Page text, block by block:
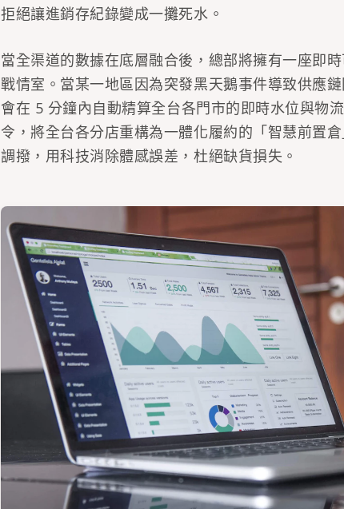
拒絕讓進銷存紀錄變成一攤死水。
當全渠道的數據在底層融合後，總部將擁有一座即
戰情室。當某一地區因為突發黑天鵝事件導致供應鏈
會在 5 分鐘內自動精算全台各門市的即時水位與物
令，將全台各分店重構為一體化履約的「智慧前置
調撥，用科技消除體感誤差，杜絕缺貨損失。